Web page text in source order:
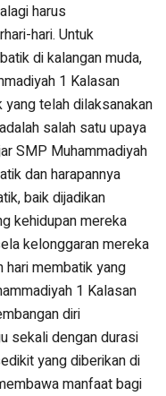
harus
hari. Untuk
di kalangan muda,
1 Kalasan
telah dilaksanakan
salah satu upaya
SMP Muhammadiyah
dan harapannya
baik dijadikan
kehidupan mereka
kelonggaran mereka
membatik yang
1 Kalasan
diri
sekali dengan durasi
yang diberikan di
manfaat bagi